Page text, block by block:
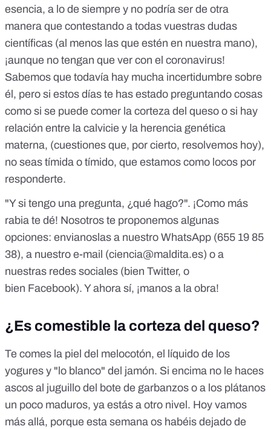
esencia, a lo de siempre y no podría ser de otra
manera que contestando a todas vuestras dudas
científicas (al menos las que estén en nuestra mano),
¡aunque no tengan que ver con el coronavirus!
Sabemos que todavía hay mucha incertidumbre sobre
él, pero si estos días te has estado preguntando cosas
como si se puede comer la corteza del queso o si hay
relación entre la calvicie y la herencia genética
materna, (cuestiones que, por cierto, resolvemos hoy),
no seas tímida o tímido, que estamos como locos por
responderte.
"Y si tengo una pregunta, ¿qué hago?". ¡Como más
rabia te dé! Nosotros te proponemos algunas
opciones: envianoslas a nuestro WhatsApp (655 19 85
38), a nuestro e-mail (ciencia@maldita.es) o a
nuestras redes sociales (bien Twitter, o
bien Facebook). Y ahora sí, ¡manos a la obra!
¿Es comestible la corteza del queso?
Te comes la piel del melocotón, el líquido de los
yogures y "lo blanco" del jamón. Si encima no le haces
ascos al juguillo del bote de garbanzos o a los plátanos
un poco maduros, ya estás a otro nivel. Hoy vamos
más allá, porque esta semana os habéis dejado de